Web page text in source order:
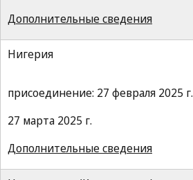
Дополнительные сведения
Нигерия
присоединение: 27 февраля 2025 г.
27 марта 2025 г.
Дополнительные сведения